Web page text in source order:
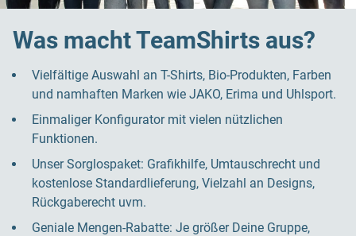
Was macht TeamShirts aus?
Vielfältige Auswahl an T-Shirts, Bio-Produkten, Farben
und namhaften Marken wie JAKO, Erima und Uhlsport.
Einmaliger Konfigurator mit vielen nützlichen
Funktionen.
Unser Sorglospaket: Grafikhilfe, Umtauschrecht und
kostenlose Standardlieferung, Vielzahl an Designs,
Rückgaberecht uvm.
Geniale Mengen-Rabatte: Je größer Deine Gruppe,